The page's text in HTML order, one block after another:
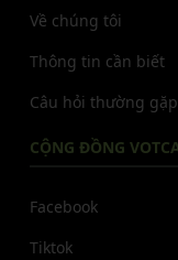
Về chúng tôi
Thông tin cần biết
Câu hỏi thường gặp
CỘNG ĐỒNG
Facebook
Tiktok